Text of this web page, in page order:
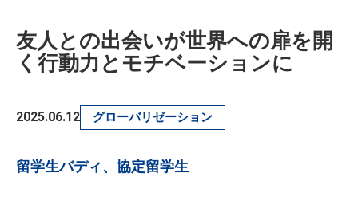
友人との出会いが世界への扉を開
く行動力とモチベーションに
2025.06.12 グローバリゼーション
留学生バディ、協定留学生